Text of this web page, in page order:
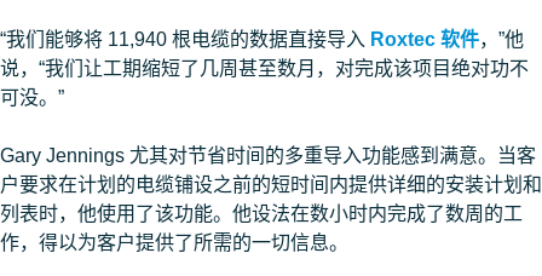
“我们能够将 11,940 根电缆的数据直接导入 Roxtec 软件，”他
说，“我们让工期缩短了几周甚至数月，对完成该项目绝对功不
可没。”
Gary Jennings 尤其对节省时间的多重导入功能感到满意。当客
户要求在计划的电缆铺设之前的短时间内提供详细的安装计划和
列表时，他使用了该功能。他设法在数小时内完成了数周的工
作，得以为客户提供了所需的一切信息。